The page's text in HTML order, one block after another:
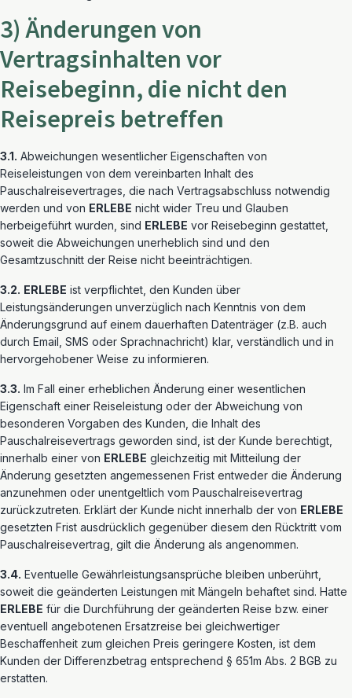
3) Änderungen von
Vertragsinhalten vor
Reisebeginn, die nicht den
Reisepreis betreffen
3.1. Abweichungen wesentlicher Eigenschaften von
Reiseleistungen von dem vereinbarten Inhalt des
Pauschalreisevertrages, die nach Vertragsabschluss notwendig
werden und von ERLEBE nicht wider Treu und Glauben
herbeigeführt wurden, sind ERLEBE vor Reisebeginn gestattet,
soweit die Abweichungen unerheblich sind und den
Gesamtzuschnitt der Reise nicht beeinträchtigen.
3.2. ERLEBE ist verpflichtet, den Kunden über
Leistungsänderungen unverzüglich nach Kenntnis von dem
Änderungsgrund auf einem dauerhaften Datenträger (z.B. auch
durch Email, SMS oder Sprachnachricht) klar, verständlich und in
hervorgehobener Weise zu informieren.
3.3. Im Fall einer erheblichen Änderung einer wesentlichen
Eigenschaft einer Reiseleistung oder der Abweichung von
besonderen Vorgaben des Kunden, die Inhalt des
Pauschalreisevertrags geworden sind, ist der Kunde berechtigt,
innerhalb einer von ERLEBE gleichzeitig mit Mitteilung der
Änderung gesetzten angemessenen Frist entweder die Änderung
anzunehmen oder unentgeltlich vom Pauschalreisevertrag
zurückzutreten. Erklärt der Kunde nicht innerhalb der von ERLEBE
gesetzten Frist ausdrücklich gegenüber diesem den Rücktritt vom
Pauschalreisevertrag, gilt die Änderung als angenommen.
3.4. Eventuelle Gewährleistungsansprüche bleiben unberührt,
soweit die geänderten Leistungen mit Mängeln behaftet sind. Hatte
ERLEBE für die Durchführung der geänderten Reise bzw. einer
eventuell angebotenen Ersatzreise bei gleichwertiger
Beschaffenheit zum gleichen Preis geringere Kosten, ist dem
Kunden der Differenzbetrag entsprechend § 651m Abs. 2 BGB zu
erstatten.